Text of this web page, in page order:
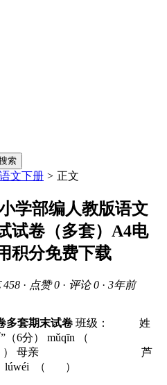
索
文下册 > 正文
学部编人教版语文
试卷（多套）A4电
积分免费下载
458 · 点赞 0 · 评论 0 · 3年前
多套期末试卷 班级： 姓
（6分） mǔqīn （
） 母亲 芦
（ ）